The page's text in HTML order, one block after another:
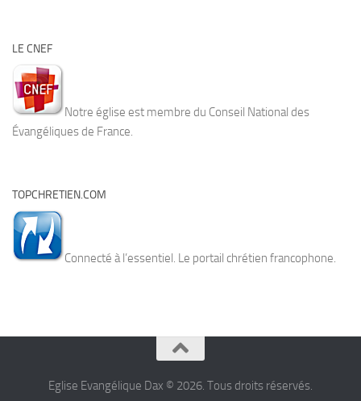
LE CNEF
Notre église est membre du Conseil National des
Évangéliques de France.
TOPCHRETIEN.COM
Connecté à l’essentiel. Le portail chrétien francophone.
Eglise Evangélique Dax © 2026. Tous droits réservés.